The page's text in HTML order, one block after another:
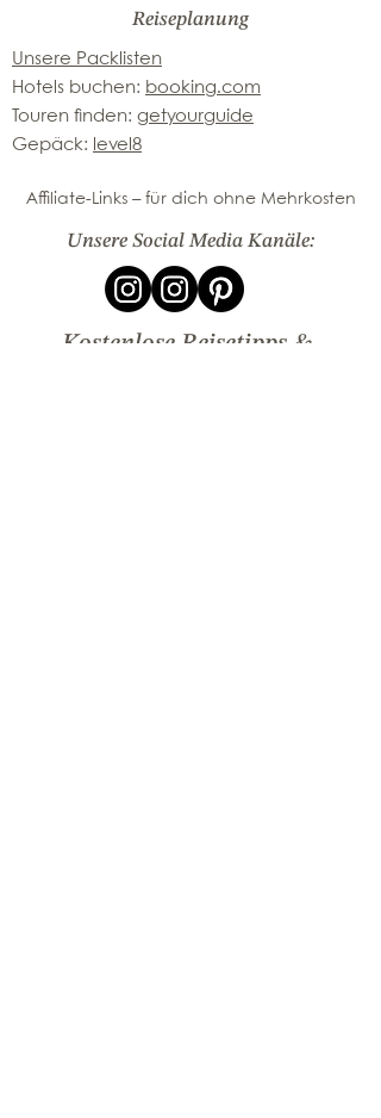
Reiseplanung
Unsere Packlisten
Hotels buchen: booking.com
Touren finden: getyourguide
Gepäck: level8
Affiliate-Links – für dich ohne Mehrkosten
Unsere Social Media Kanäle:
Kostenlose Reisetipps &